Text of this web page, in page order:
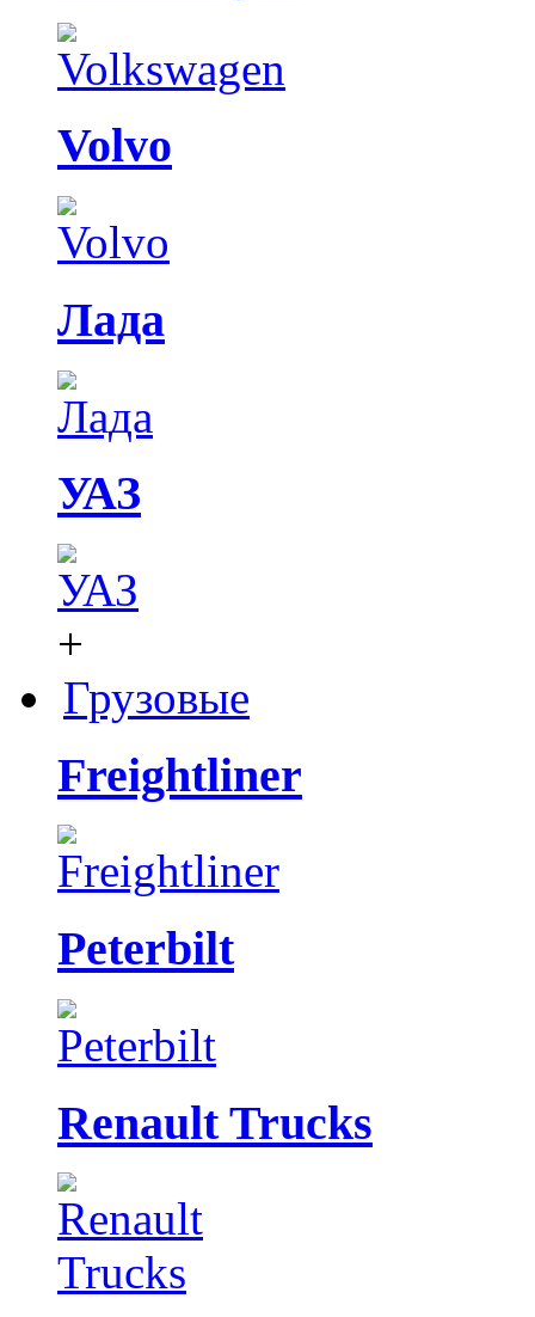
Volvo
Лада
УАЗ
+
Грузовые
Freightliner
Peterbilt
Renault Trucks